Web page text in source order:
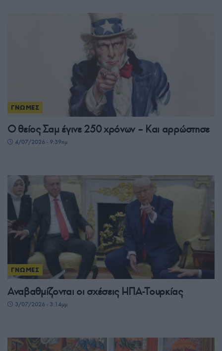
ΓΝΩΜΕΣ
Ο θείος Σαμ έγινε 250 χρόνων – Και αρρώστησε
4/07/2026 - 9:39πμ
ΓΝΩΜΕΣ
Αναβαθμίζονται οι σχέσεις ΗΠΑ-Τουρκίας
3/07/2026 - 3:14μμ